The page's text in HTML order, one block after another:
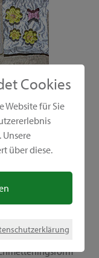
Cookies
Website für Sie
über diese.
Kleine
legen und